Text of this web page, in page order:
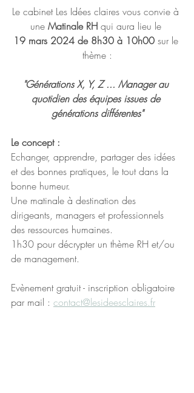
Le cabinet Les Idées claires vous convie à
une Matinale RH qui aura lieu le
19 mars 2024 de 8h30 à 10h00 sur le
thème :
"Générations X, Y, Z ... Manager au
quotidien des équipes issues de
générations différentes"
Le concept :
Echanger, apprendre, partager des idées
et des bonnes pratiques, le tout dans la
bonne humeur.
Une matinale à destination des
dirigeants, managers et professionnels
des ressources humaines.
1h30 pour décrypter un thème RH et/ou
de management.
Evènement gratuit - inscription obligatoire
par mail : contact@lesideesclaires.fr